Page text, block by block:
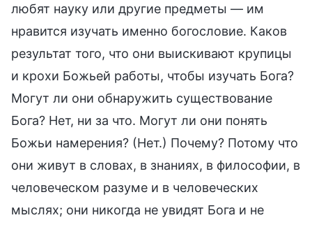
любят науку или другие предметы — им
нравится изучать именно богословие. Каков
результат того, что они выискивают крупицы
и крохи Божьей работы, чтобы изучать Бога?
Могут ли они обнаружить существование
Бога? Нет, ни за что. Могут ли они понять
Божьи намерения? (Нет.) Почему? Потому что
они живут в словах, в знаниях, в философии, в
человеческом разуме и в человеческих
мыслях; они никогда не увидят Бога и не